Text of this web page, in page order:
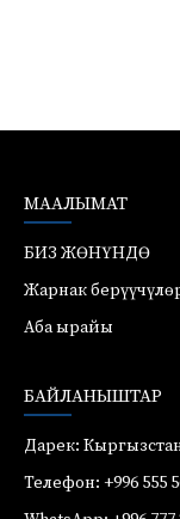
МААЛЫМАТ
БИЗ ЖӨНҮНДӨ
Жарнак
Аба ырайы
БАЙЛАНЫШТАР
Дарек:
Телефон: +996 555